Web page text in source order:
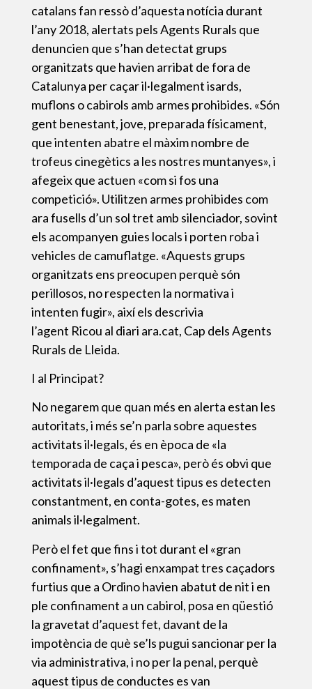
catalans fan ressò d’aquesta notícia durant
l’any 2018, alertats pels Agents Rurals que
denuncien que s’han detectat grups
organitzats que havien arribat de fora de
Catalunya per caçar il·legalment isards,
muflons o cabirols amb armes prohibides. «Són
gent benestant, jove, preparada físicament,
que intenten abatre el màxim nombre de
trofeus cinegètics a les nostres muntanyes», i
afegeix que actuen «com si fos una
competició». Utilitzen armes prohibides com
ara fusells d’un sol tret amb silenciador, sovint
els acompanyen guies locals i porten roba i
vehicles de camuflatge. «Aquests grups
organitzats ens preocupen perquè són
perillosos, no respecten la normativa i
intenten fugir», així els descrivia
l’agent Ricou al diari ara.cat, Cap dels Agents
Rurals de Lleida.
I al Principat?
No negarem que quan més en alerta estan les
autoritats, i més se’n parla sobre aquestes
activitats il·legals, és en època de «la
temporada de caça i pesca», però és obvi que
activitats il·legals d’aquest tipus es detecten
constantment, en conta-gotes, es maten
animals il·legalment.
Però el fet que fins i tot durant el «gran
confinament», s’hagi enxampat tres caçadors
furtius que a Ordino havien abatut de nit i en
ple confinament a un cabirol, posa en qüestió
la gravetat d’aquest fet, davant de la
impotència de què se’ls pugui sancionar per la
via administrativa, i no per la penal, perquè
aquest tipus de conductes es van